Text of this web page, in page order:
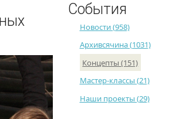
События
Новости (958)
Архивсячина (1031)
Концепты (151)
Мастер-классы (21)
Наши проекты (29)